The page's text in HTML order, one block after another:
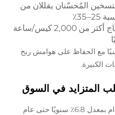
المُحسّنان يقللان من
: تتيح الأتمتة إنتاج أكثر من 2,000 كيس/ساعة
مع الحفاظ على هوامش ربح
المتزايد في السوق
مع توسع سوق التغليف المستدام بمعدل 6.8٪ سنويًا حتى عام